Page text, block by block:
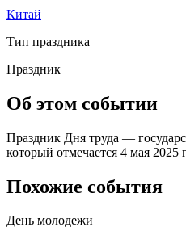
Китай
Тип праздника
Праздник
Об этом событии
Праздник Дня труда —
который отмечается 4 мая 2025
Похожие события
День молодежи